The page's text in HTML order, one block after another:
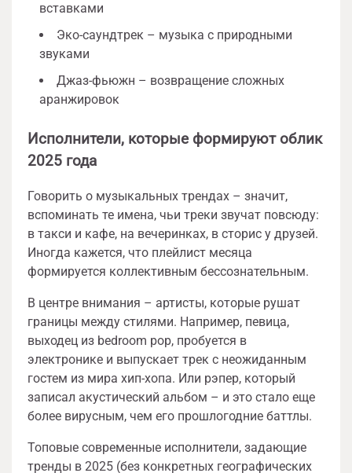
вставками
Эко-саундтрек – музыка с природными
звуками
Джаз-фьюжн – возвращение сложных
аранжировок
Исполнители, которые формируют облик
2025 года
Говорить о музыкальных трендах – значит,
вспоминать те имена, чьи треки звучат повсюду:
в такси и кафе, на вечеринках, в сторис у друзей.
Иногда кажется, что плейлист месяца
формируется коллективным бессознательным.
В центре внимания – артисты, которые рушат
границы между стилями. Например, певица,
выходец из bedroom pop, пробуется в
электронике и выпускает трек с неожиданным
гостем из мира хип-хопа. Или рэпер, который
записал акустический альбом – и это стало еще
более вирусным, чем его прошлогодние баттлы.
Топовые современные исполнители, задающие
тренды в 2025 (без конкретных географических